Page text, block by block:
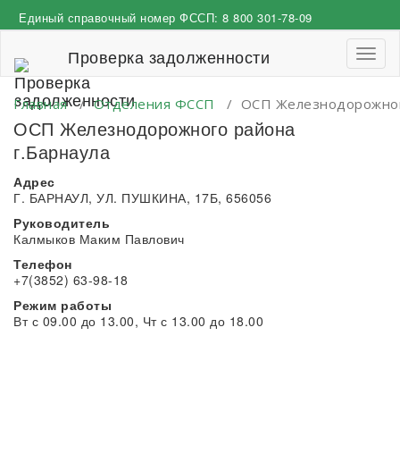
к
Единый справочный номер ФССП: 8 800 301-78-09
Проверка задолженности
Главная/Отделения ФССП / ОСП
ОСП Железнодорожного района
г.Барнаула
Адрес
Г. БАРНАУЛ, УЛ. ПУШКИНА, 17Б, 656056
Руководитель
Калмыков Маким Павлович
Телефон
+7(3852) 63-98-18
Режим работы
Вт с 09.00 до 13.00, Чт с 13.00 до 18.00